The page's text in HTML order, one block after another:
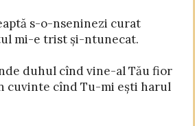
s-o-nseninezi curat
mi-e trist și-ntunecat.
duhul cînd vine-al Tău fior
cuvinte cînd Tu-mi ești harul